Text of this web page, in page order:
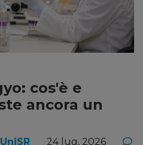
cos'è e
ancora un
24 lug, 2026